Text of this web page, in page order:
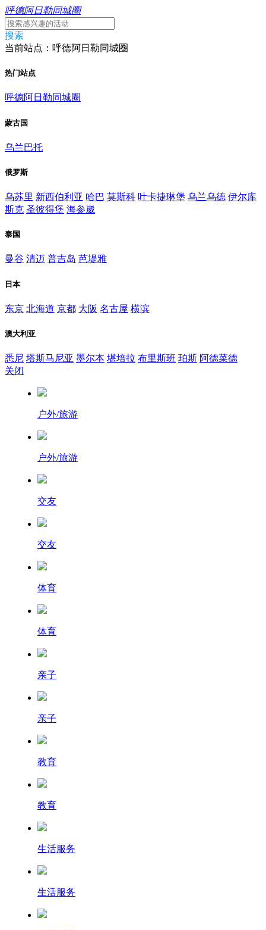
呼德阿日勒同城圈
搜索
当前站点：呼德阿日勒同城圈
热门站点
呼德阿日勒同城圈
蒙古国
乌兰巴托
俄罗斯
乌苏里 新西伯利亚 哈巴 莫斯科 叶卡捷琳堡 乌兰乌德 伊尔库
斯克 圣彼得堡 海参崴
泰国
曼谷 清迈 普吉岛 芭堤雅
日本
东京 北海道 京都 大阪 名古屋 横滨
澳大利亚
悉尼 塔斯马尼亚 墨尔本 堪培拉 布里斯班 珀斯 阿德菜德
关闭
户外/旅游
户外/旅游
交友
交友
体育
体育
亲子
亲子
教育
教育
生活服务
生活服务